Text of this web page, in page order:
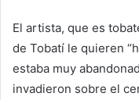
El artista, que es
de Tobatí le quieren
estaba muy
invadieron sobre el